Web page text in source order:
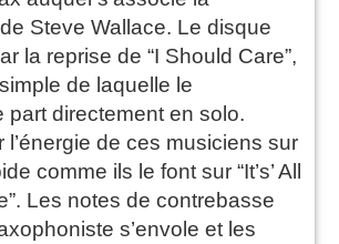
Steve Wallace. Le disque
la reprise de “I Should Care”,
de laquelle le
part directement en solo.
l’énergie de ces musiciens sur
comme ils le font sur “It’s’ All
Les notes de contrebasse
s’envole et les